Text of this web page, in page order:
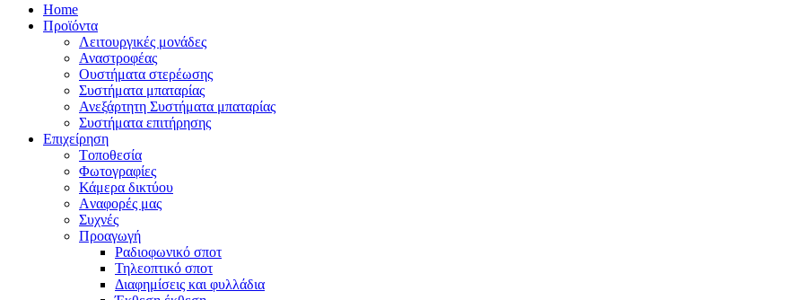
Home
Προϊόντα
Λειτουργικές μονάδες
Αναστροφέας
Oυστήματα στερέωσης
Συστήματα μπαταρίας
Ανεξάρτητη Συστήματα μπαταρίας
Συστήματα επιτήρησης
Επιχείρηση
Tοποθεσία
Φωτογραφίες
Κάμερα δικτύου
Aναφορές μας
Συχνές
Προαγωγή
Ραδιοφωνικό σποτ
Τηλεοπτικό σποτ
Διαφημίσεις και φυλλάδια